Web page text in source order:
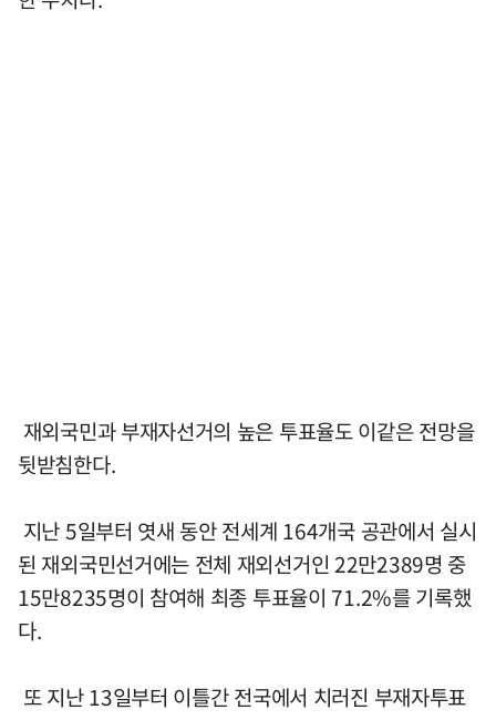
재외국민과 부재자선거의 높은 투표율도 이같은 전망을
뒷받침한다.
지난 5일부터 엿새 동안 전세계 164개국 공관에서 실시
된 재외국민선거에는 전체 재외선거인 22만2389명 중
15만8235명이 참여해 최종 투표율이 71.2%를 기록했
다.
또 지난 13일부터 이틀간 전국에서 치러진 부재자투표